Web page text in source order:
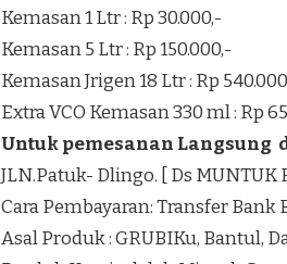
Kemasan 1 Ltr : Rp 30.000,-
Kemasan 5 Ltr : Rp 150.000,-
Kemasan Jrigen 18 Ltr : Rp
Extra VCO Kemasan 330 ml : Rp
Untuk pemesanan Langsung
JLN.Patuk- Dlingo. [ Ds MUNTUK
Cara Pembayaran: Transfer Bank
Asal Produk : GRUBIKu, Bantul,